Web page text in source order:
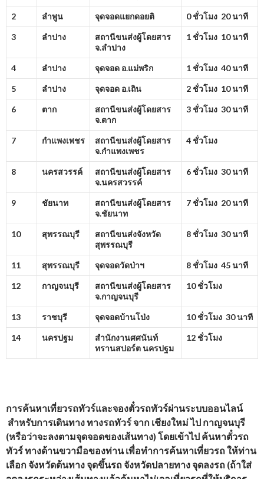
2 ลำพูน จุดจอดแยกดอยติ 0 ชั่วโมง 20 นาที
3 ลำปาง
สถานีขนส่งผู้โดยสาร
จ.ลำปาง
1 ชั่วโมง 10 นาที
4 ลำปาง จุดจอด อ.แม่พริก 1 ชั่วโมง 40 นาที
5 ลำปาง จุดจอด อ.เถิน 2 ชั่วโมง 10 นาที
6 ตาก
สถานีขนส่งผู้โดยสาร
จ.ตาก
3 ชั่วโมง 30 นาที
7 กำแพงเพชร
สถานีขนส่งผู้โดยสาร
จ.กำแพงเพชร
4 ชั่วโมง
8 นครสวรรค์
สถานีขนส่งผู้โดยสาร
จ.นครสวรรค์
6 ชั่วโมง 30 นาที
9 ชัยนาท
สถานีขนส่งผู้โดยสาร
จ.ชัยนาท
7 ชั่วโมง 20 นาที
10 สุพรรณบุรี
สถานีขนส่งจังหวัด
สุพรรณบุรี
8 ชั่วโมง 30 นาที
11 สุพรรณบุรี จุดจอดวัดป่าฯ 8 ชั่วโมง 45 นาที
12 กาญจนบุรี
สถานีขนส่งผู้โดยสาร
จ.กาญจนบุรี
10 ชั่วโมง
13 ราชบุรี จุดจอดบ้านโป่ง 10 ชั่วโมง 30 นาที
14 นครปฐม
สำนักงานศศนันท์
ทรานสปอร์ต นครปฐม
12 ชั่วโมง
การค้นหาเที่ยวรถทัวร์และจองตั๋วรถทัวร์ผ่านระบบออนไลน์
สำหรับการเดินทาง ทางรถทัวร์ จาก เชียงใหม่ ไป กาญจนบุรี
(หรือว่าจะลงตามจุดจอดของเส้นทาง) โดยเข้าไป ค้นหาตั๋วรถ
ทัวร์ ทางด้านขวามือของท่าน เพื่อทำการค้นหาเที่ยวรถ ให้ท่าน
เลือก จังหวัดต้นทาง จุดขึ้นรถ จังหวัดปลายทาง จุดลงรถ (ถ้าใส่